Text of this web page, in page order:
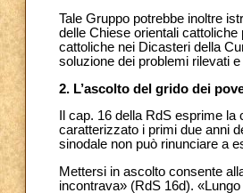
Tale Gruppo potrebbe inoltre
delle Chiese orientali
cattoliche nei Dicasteri della
soluzione dei problemi rilevati
2. L’ascolto del grido dei
Il cap. 16 della RdS esprime
caratterizzato i primi due anni
sinodale non può rinunciare a
Mettersi in ascolto consente
incontrava» (RdS 16d).